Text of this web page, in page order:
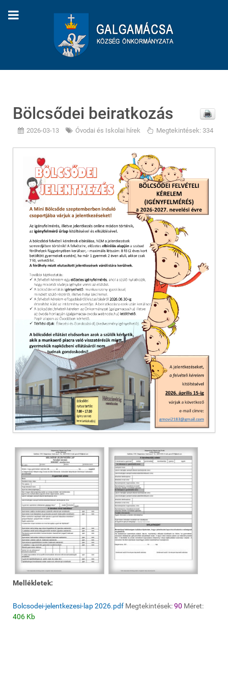
Bölcsődei beiratkozás
2026-03-13 Óvodai és Iskolai hírek Megtekintések: 334
Mellékletek:
Bolcsodei-jelentkezesi-lap 2026.pdf Megtekintések:90 Méret:
406 Kb